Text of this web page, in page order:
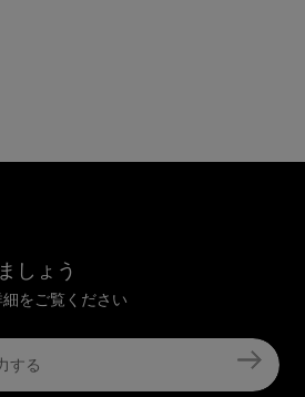
しょう
をご覧ください